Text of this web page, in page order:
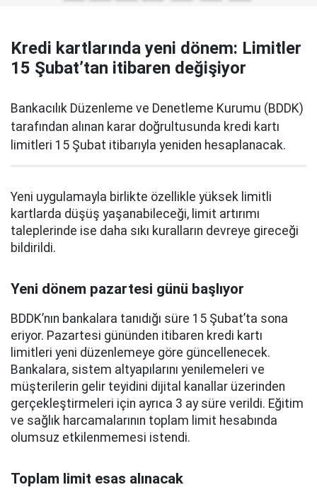
Kredi kartlarında yeni dönem: Limitler
15 Şubat’tan itibaren değişiyor
Bankacılık Düzenleme ve Denetleme Kurumu (BDDK)
tarafından alınan karar doğrultusunda kredi kartı
limitleri 15 Şubat itibarıyla yeniden hesaplanacak.
Yeni uygulamayla birlikte özellikle yüksek limitli
kartlarda düşüş yaşanabileceği, limit artırımı
taleplerinde ise daha sıkı kuralların devreye gireceği
bildirildi.
Yeni dönem pazartesi günü başlıyor
BDDK’nın bankalara tanıdığı süre 15 Şubat’ta sona
eriyor. Pazartesi gününden itibaren kredi kartı
limitleri yeni düzenlemeye göre güncellenecek.
Bankalara, sistem altyapılarını yenilemeleri ve
müşterilerin gelir teyidini dijital kanallar üzerinden
gerçekleştirmeleri için ayrıca 3 ay süre verildi. Eğitim
ve sağlık harcamalarının toplam limit hesabında
olumsuz etkilenmemesi istendi.
Toplam limit esas alınacak